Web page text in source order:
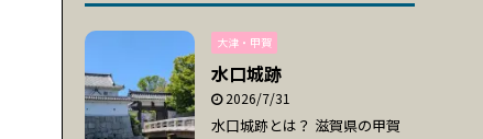
大津・甲賀
水口城跡
2026/7/31
水口城跡とは？ 滋賀県の甲賀